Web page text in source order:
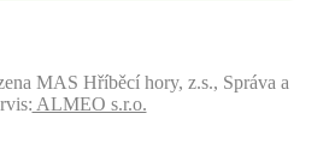
MAS Hříběcí hory, z.s., Správa a
ALMEO s.r.o.